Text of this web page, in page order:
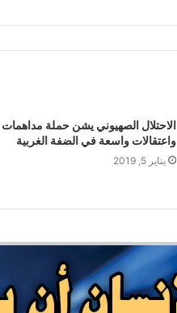
الاحتلال الصهيوني يشن حملة مداهمات
واعتقالات واسعة في الضفة الغربية
يناير 5, 2019